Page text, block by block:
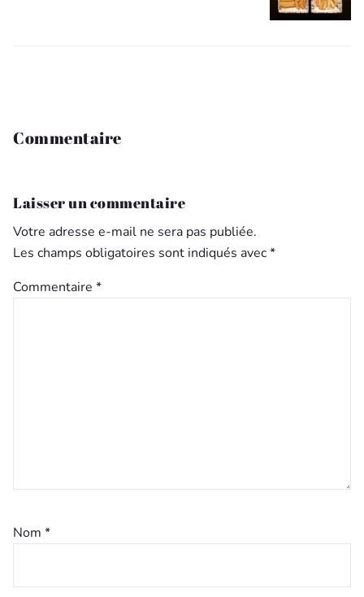
Commentaire
Laisser un commentaire
Votre adresse e-mail ne sera pas publiée.
Les champs obligatoires sont indiqués avec*
Commentaire *
Nom *